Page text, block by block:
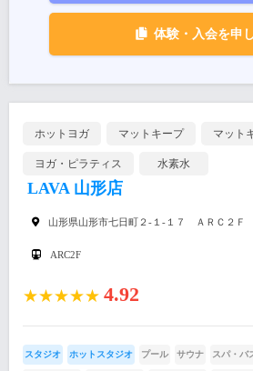
体験・入会を申
ホットヨガ マットキープ マット
ヨガ・ピラティス 水素水
LAVA 山形店
山形県山形市七日町２-１-１７ ＡＲＣ２Ｆ
ARC2F
★★★★★ 4.92
スタジオ ホットスタジオ プール サウナ スパ・バ